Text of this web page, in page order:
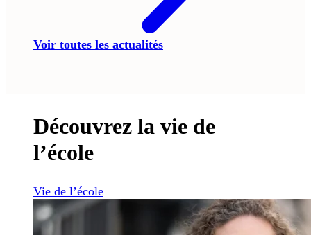
Voir toutes les actualités
Découvrez la vie de
l’école
Vie de l’école